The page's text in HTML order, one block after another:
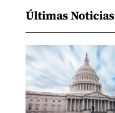
Últimas Noticias